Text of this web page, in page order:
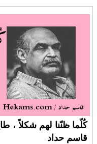
كُلّما ظنّنا لهم شكلاً ،
قاسم حداد